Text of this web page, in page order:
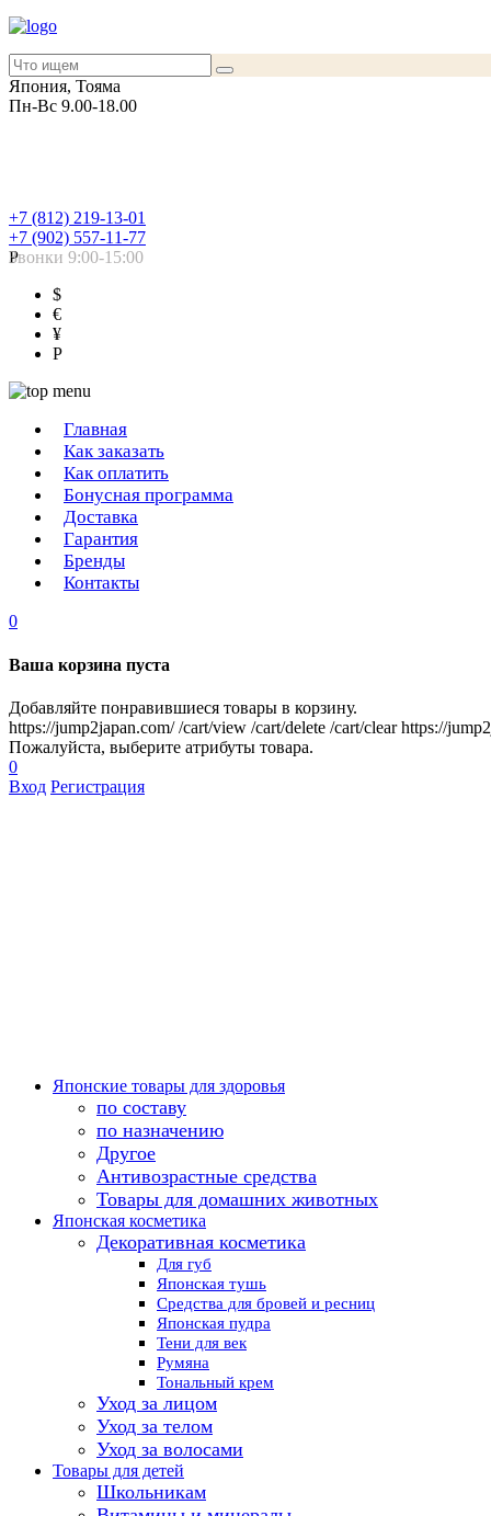
Япония, Тояма
Пн-Вс 9.00-18.00
+7 (812) 219-13-01
+7 (902) 557-11-77
Звонки 9:00-15:00
Р
$
€
¥
Р
Главная
Как заказать
Как оплатить
Бонусная программа
Доставка
Гарантия
Бренды
Контакты
0
Ваша корзина пуста
Добавляйте понравившиеся товары в корзину.
https://jump2japan.com/ /cart/view /cart/delete /cart/clear https://
Пожалуйста, выберите атрибуты товара.
0
Вход Регистрация
Японские товары для здоровья
по составу
по назначению
Другое
Антивозрастные средства
Товары для домашних животных
Японская косметика
Декоративная косметика
Для губ
Японская тушь
Средства для бровей и ресниц
Японская пудра
Тени для век
Румяна
Тональный крем
Уход за лицом
Уход за телом
Уход за волосами
Товары для детей
Школьникам